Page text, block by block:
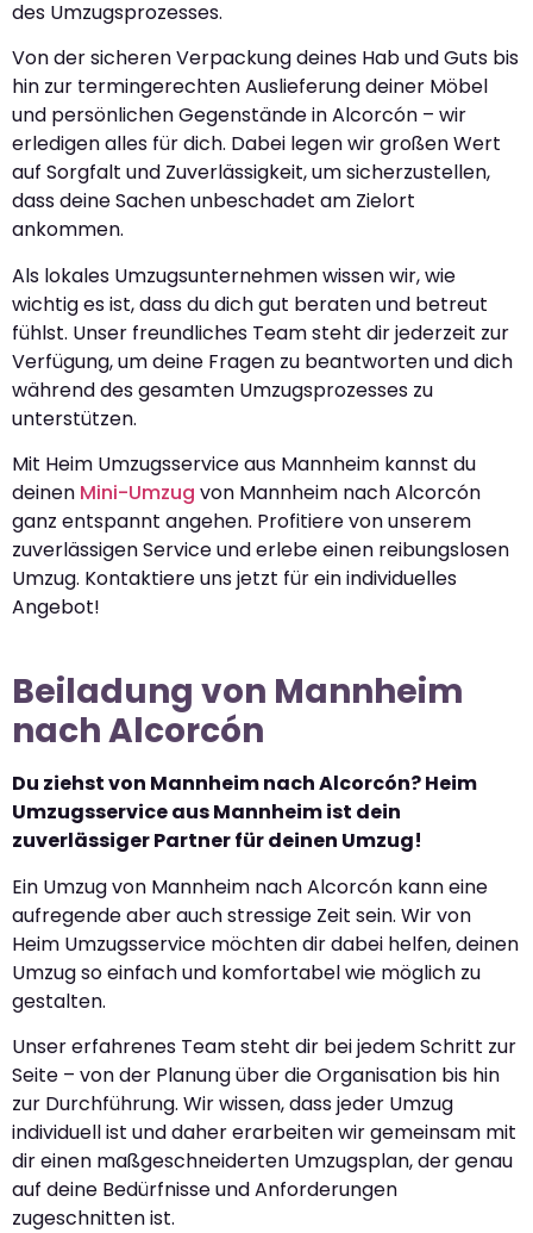
des Umzugsprozesses.
Von der sicheren Verpackung deines Hab und Guts bis
hin zur termingerechten Auslieferung deiner Möbel
und persönlichen Gegenstände in Alcorcón – wir
erledigen alles für dich. Dabei legen wir großen Wert
auf Sorgfalt und Zuverlässigkeit, um sicherzustellen,
dass deine Sachen unbeschadet am Zielort
ankommen.
Als lokales Umzugsunternehmen wissen wir, wie
wichtig es ist, dass du dich gut beraten und betreut
fühlst. Unser freundliches Team steht dir jederzeit zur
Verfügung, um deine Fragen zu beantworten und dich
während des gesamten Umzugsprozesses zu
unterstützen.
Mit Heim Umzugsservice aus Mannheim kannst du
deinen Mini-Umzug von Mannheim nach Alcorcón
ganz entspannt angehen. Profitiere von unserem
zuverlässigen Service und erlebe einen reibungslosen
Umzug. Kontaktiere uns jetzt für ein individuelles
Angebot!
Beiladung von Mannheim
nach Alcorcón
Du ziehst von Mannheim nach Alcorcón? Heim
Umzugsservice aus Mannheim ist dein
zuverlässiger Partner für deinen Umzug!
Ein Umzug von Mannheim nach Alcorcón kann eine
aufregende aber auch stressige Zeit sein. Wir von
Heim Umzugsservice möchten dir dabei helfen, deinen
Umzug so einfach und komfortabel wie möglich zu
gestalten.
Unser erfahrenes Team steht dir bei jedem Schritt zur
Seite – von der Planung über die Organisation bis hin
zur Durchführung. Wir wissen, dass jeder Umzug
individuell ist und daher erarbeiten wir gemeinsam mit
dir einen maßgeschneiderten Umzugsplan, der genau
auf deine Bedürfnisse und Anforderungen
zugeschnitten ist.